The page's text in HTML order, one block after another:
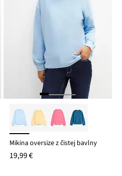
Mikina oversize z čistej bavlny
19,99 €